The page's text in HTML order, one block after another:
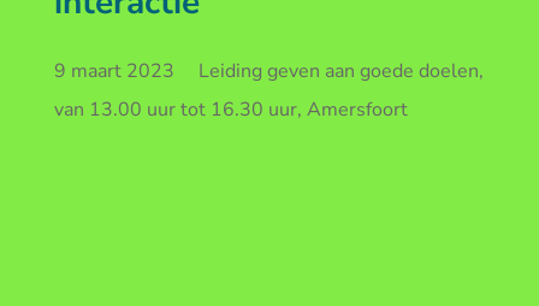
9 maart 2023 Leiding geven aan goede doelen,
van 13.00 uur tot 16.30 uur, Amersfoort